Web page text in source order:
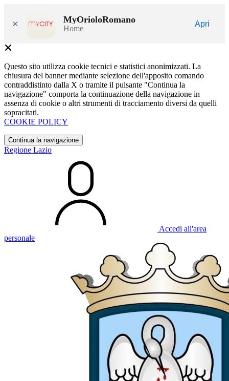
× MyOrioloRomano
Home
Apri
Questo sito utilizza cookie tecnici e statistici anonimizzati. La
chiusura del banner mediante selezione dell'apposito comando
contraddistinto dalla X o tramite il pulsante "Continua la
navigazione" comporta la continuazione della navigazione in
assenza di cookie o altri strumenti di tracciamento diversi da quelli
sopracitati.
COOKIE POLICY
Continua la navigazione
Regione Lazio
Accedi all'area
personale